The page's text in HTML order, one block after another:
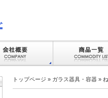
トップページ » ガラス器具・容器 »